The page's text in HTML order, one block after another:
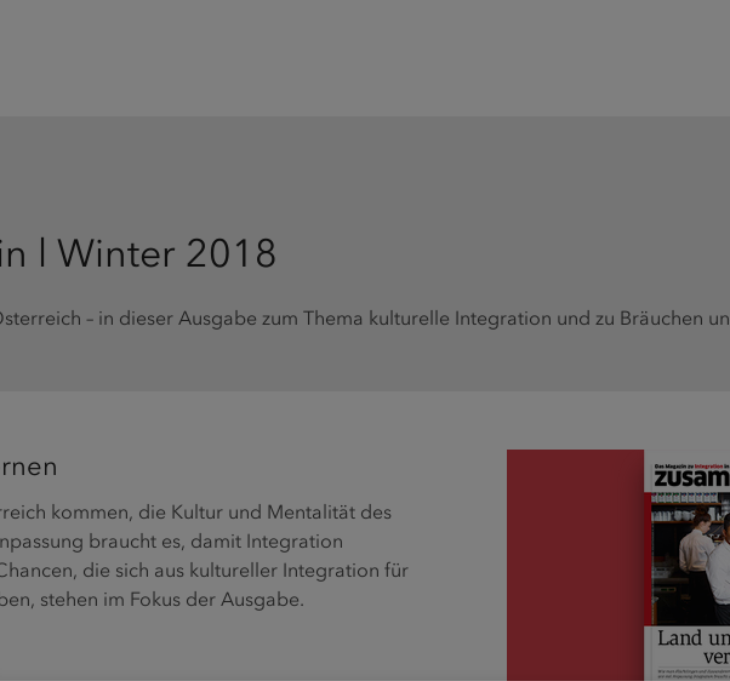
l Winter 2018
– in dieser Ausgabe zum Thema kulturelle Integration und zu Bräuchen
kommen, die Kultur und Mentalität des
braucht es, damit Integration
die sich aus kultureller Integration für
stehen im Fokus der Ausgabe.